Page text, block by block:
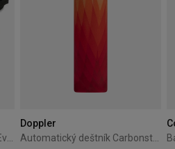
Cestovní polštář Cabeau S3 Evolution Pillow šedý
Doppler
Automatický deštník Carbonsteel Magic Doppler Magic oranžový